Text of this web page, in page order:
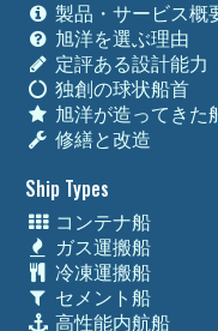
製品・サービス概
旭洋を選ぶ理由
定評ある設計能力
独創の球状船首
旭洋が造ってきた
修繕と改造
Ship Types
コンテナ船
ガス運搬船
冷凍運搬船
セメント船
高性能内航船